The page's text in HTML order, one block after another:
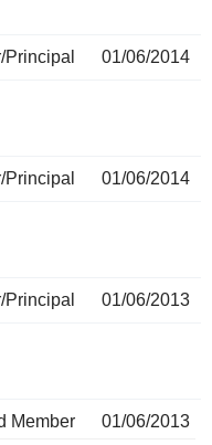
01/06/2014
01/06/2014
01/06/2013
Member
01/06/2013